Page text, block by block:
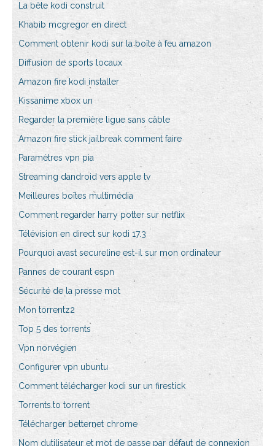
La bête kodi construit
Khabib mcgregor en direct
Comment obtenir kodi sur la boîte à feu amazon
Diffusion de sports locaux
Amazon fire kodi installer
Kissanime xbox un
Regarder la première ligue sans câble
Amazon fire stick jailbreak comment faire
Paramètres vpn pia
Streaming dandroid vers apple tv
Meilleures boîtes multimédia
Comment regarder harry potter sur netflix
Télévision en direct sur kodi 17.3
Pourquoi avast secureline est-il sur mon ordinateur
Pannes de courant espn
Sécurité de la presse mot
Mon torrentz2
Top 5 des torrents
Vpn norvégien
Configurer vpn ubuntu
Comment télécharger kodi sur un firestick
Torrents.to torrent
Télécharger betternet chrome
Nom dutilisateur et mot de passe par défaut de connexion